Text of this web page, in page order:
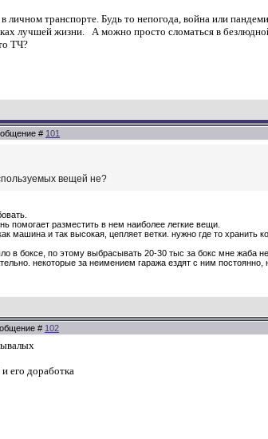
в личном транспорте. Будь то непогода, война или
лучшей жизни. А можно просто сломаться в
ТЧ?
# 101
вещей не?
помогает разместить в нем наиболее легкие вещи.
машина и так высокая, цепляет ветки. нужно где то хранить
в боксе, по этому выбрасывать 20-30 тыс за бокс мне жаба не
некоторые за неимением гаража ездят с ним постоянно,
# 102
его доработка